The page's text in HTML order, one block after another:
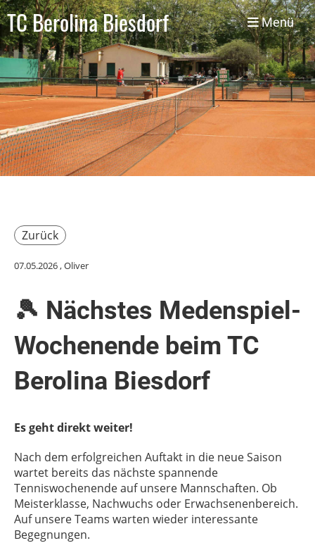
TC Berolina Biesdorf Menü
Zurück
07.05.2026, Oliver
🎾 Nächstes Medenspiel-
Wochenende beim TC
Berolina Biesdorf
Es geht direkt weiter!
Nach dem erfolgreichen Auftakt in die neue Saison
wartet bereits das nächste spannende
Tenniswochenende auf unsere Mannschaften. Ob
Meisterklasse, Nachwuchs oder Erwachsenenbereich.
Auf unsere Teams warten wieder interessante
Begegnungen.